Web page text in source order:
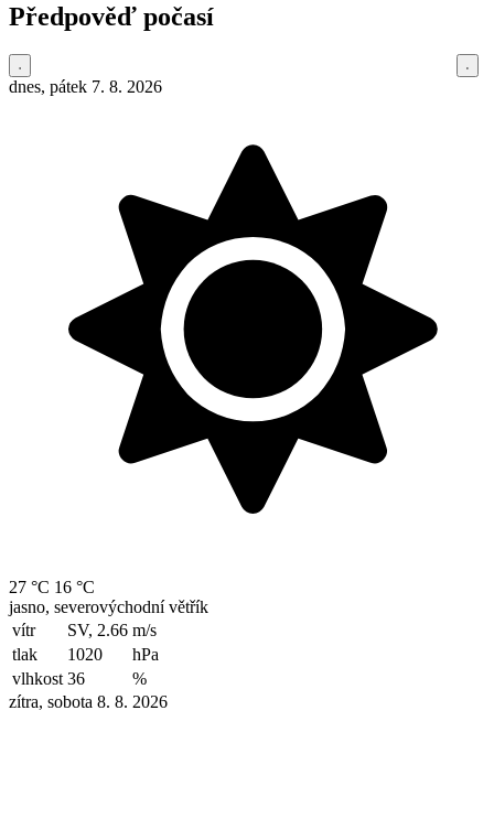
Předpověď počasí
dnes, pátek 7. 8. 2026
27 °C 16 °C
jasno, severovýchodní větřík
vítr
SV, 2.66 m/s
tlak
1020
hPa
vlhkost 36
%
zítra, sobota 8. 8. 2026